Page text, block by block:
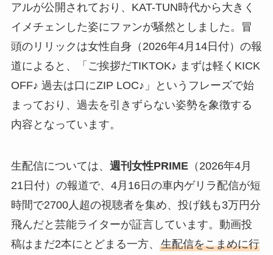
アルが公開されており、KAT-TUN時代から大きく
イメチェンした姿にファンが騒然としました。冒
頭のリリックは女性自身（2026年4月14日付）の報
道によると、「ご挨拶だTIKTOK♪ まずは軽くKICK
OFF♪ 過去は口にZIP LOC♪」というフレーズで始
まっており、過去を引きずらない姿勢を象徴する
内容となっています。
生配信については、 週刊女性PRIME（2026年4月
21日付）の報道で、4月16日の車内ゲリラ配信が短
時間で2700人超の視聴者を集め、投げ銭も3万円分
飛んだと芸能ライターが証言しています。動画投
稿はまだ2本にとどまる一方、 生配信をこまめに行